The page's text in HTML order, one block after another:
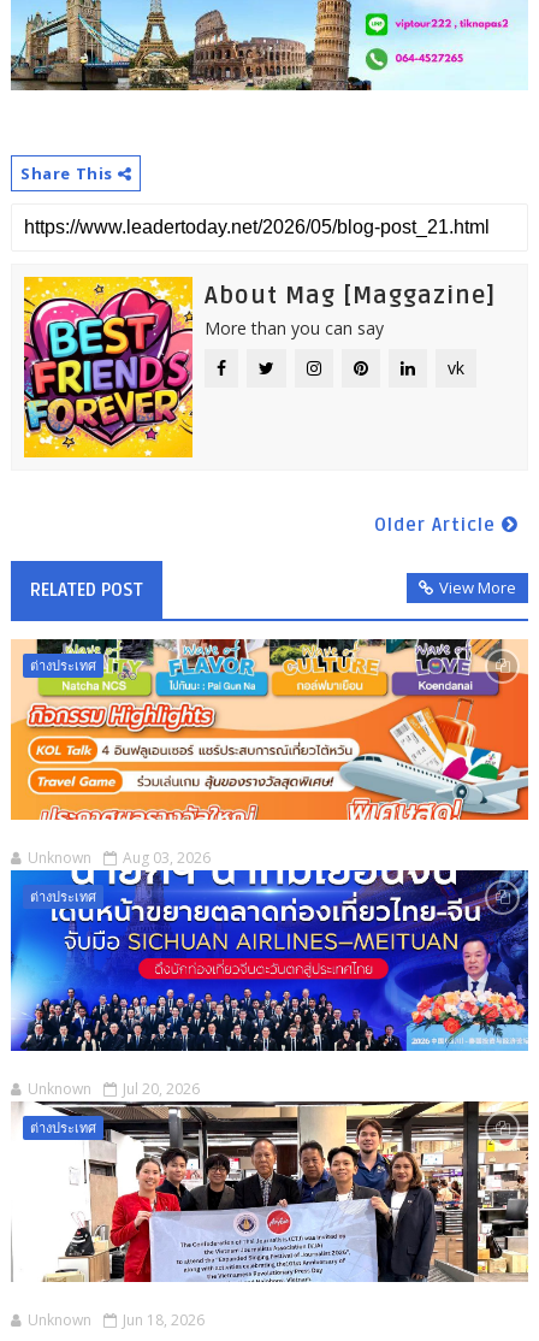
Share This
About Mag [Maggazine]
More than you can say
vk
Older Article
RELATED POST View More
ต่างประเทศ
Unknown Aug 03, 2026
ต่างประเทศ
Unknown Jul 20, 2026
ต่างประเทศ
Unknown Jun 18, 2026